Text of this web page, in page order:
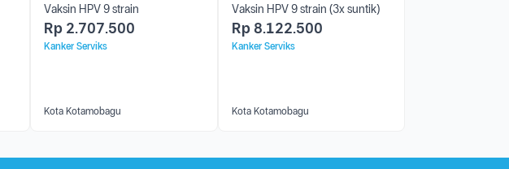
Vaksin HPV 9 strain
Rp 2.707.500
Kanker Serviks
Kota Kotamobagu
Vaksin HPV 9 strain (3x suntik)
Rp 8.122.500
Kanker Serviks
Kota Kotamobagu